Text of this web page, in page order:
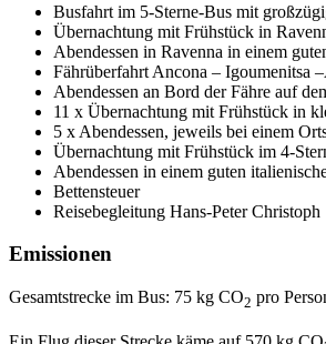
Busfahrt im 5-Sterne-Bus mit
Übernachtung mit Frühstück in
Abendessen in Ravenna in einem
Fährüberfahrt Ancona – Igoumenitsa
Abendessen an Bord der Fähre auf
11 x Übernachtung mit Frühstück in
5 x Abendessen, jeweils bei einem
Übernachtung mit Frühstück im 4-
Abendessen in einem guten
Bettensteuer
Reisebegleitung Hans-Peter Christoph
Emissionen
Gesamtstrecke im Bus: 75 kg CO2 pro